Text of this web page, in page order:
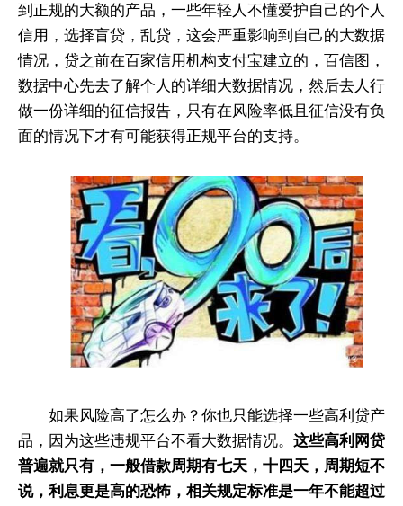
到正规的大额的产品，一些年轻人不懂爱护自己的个人
信用，选择盲贷，乱贷，这会严重影响到自己的大数据
情况，贷之前在百家信用机构支付宝建立的，百信图，
数据中心先去了解个人的详细大数据情况，然后去人行
做一份详细的征信报告，只有在风险率低且征信没有负
面的情况下才有可能获得正规平台的支持。
如果风险高了怎么办？你也只能选择一些高利贷产
品，因为这些违规平台不看大数据情况。 这些高利网贷
普遍就只有，一般借款周期有七天，十四天，周期短不
说，利息更是高的恐怖，相关规定标准是一年不能超过